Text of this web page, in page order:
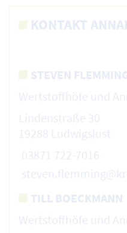
KONTAKT
STEVEN
Wertstoffhöfe und
Lindenstraße 30
19288 Ludwigslust
03871 722-7016
TILL BOECKMANN
Wertstoffhöfe und